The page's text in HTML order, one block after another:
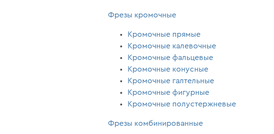
Фрезы кромочные
Кромочные прямые
Кромочные калевочные
Кромочные фальцевые
Кромочные конусные
Кромочные галтельные
Кромочные фигурные
Кромочные полустержневые
Фрезы комбинированные